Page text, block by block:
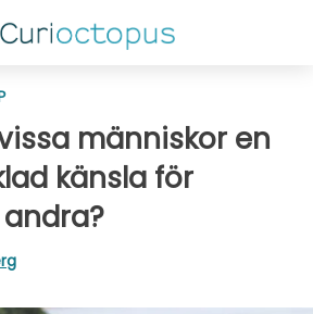
människor en
känsla för